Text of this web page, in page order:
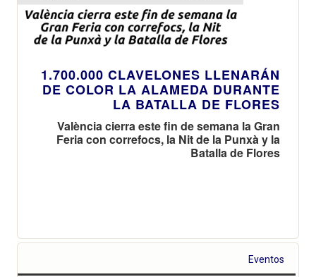
1.700.000 CLAVELONES LLENARÁN
DE COLOR LA ALAMEDA DURANTE
LA BATALLA DE FLORES
València cierra este fin de semana la Gran
Feria con correfocs, la Nit de la Punxà y la
Batalla de Flores
Eventos